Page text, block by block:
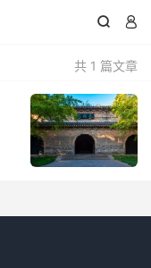
 
共 1 篇文章